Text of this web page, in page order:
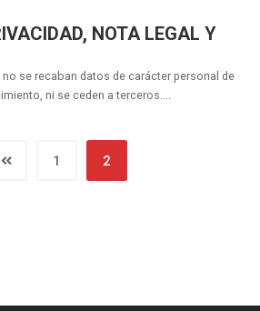
NOTA LEGAL Y
se recaban datos de carácter personal de
ni se ceden a terceros....
1 2